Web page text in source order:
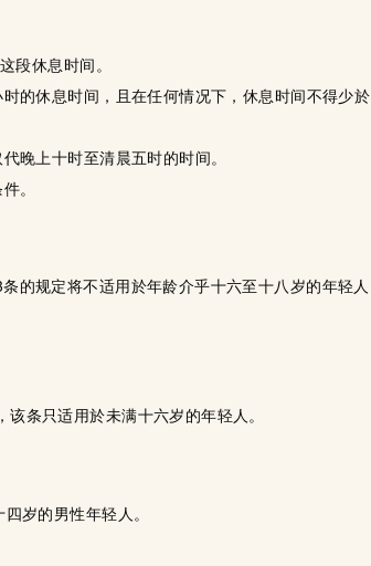
段休息时间。
的休息时间，且在任何情况下，休息时间不得少於
晚上十时至清晨五时的时间。
。
的规定将不适用於年龄介乎十六至十八岁的年轻人
条只适用於未满十六岁的年轻人。
岁的男性年轻人。